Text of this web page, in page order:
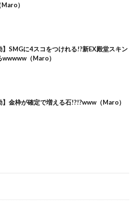
）
】SMGに4スコをつけれる!?新EX殿堂スキン
wwwww（Maro）
】金枠が確定で増える石!?!?www（Maro）